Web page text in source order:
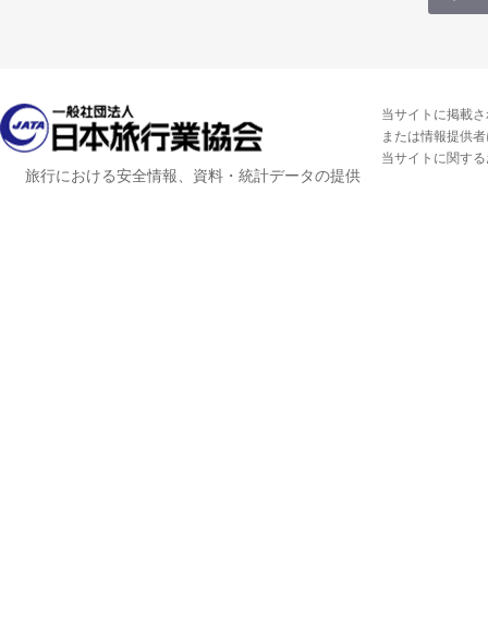
旅行における安全情報、資料・統計データの提供
当サイトに掲載
または情報提供
当サイトに関す